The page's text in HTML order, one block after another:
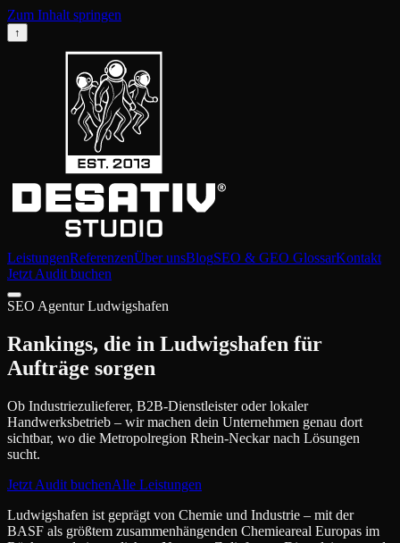
Zum Inhalt springen
↑
LeistungenReferenzenÜber unsBlogSEO & GEO GlossarKontakt
Jetzt Audit buchen
SEO Agentur Ludwigshafen
Rankings, die in Ludwigshafen für
Aufträge sorgen
Ob Industriezulieferer, B2B-Dienstleister oder lokaler
Handwerksbetrieb – wir machen dein Unternehmen genau dort
sichtbar, wo die Metropolregion Rhein-Neckar nach Lösungen
sucht.
Jetzt Audit buchenAlle Leistungen
Ludwigshafen ist geprägt von Chemie und Industrie – mit der
BASF als größtem zusammenhängenden Chemieareal Europas im